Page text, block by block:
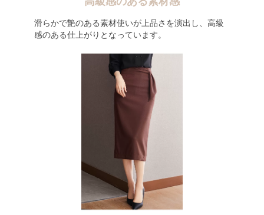
滑らかで艶のある素材使いが上品さを演出し、高級
感のある仕上がりとなっています。